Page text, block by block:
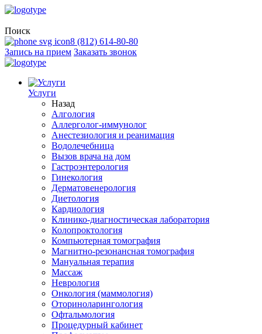
Поиск
8 (812) 614-80-80
Запись на прием Заказать звонок
Услуги
Назад
Алгология
Аллерголог-иммунолог
Анестезиология и реанимация
Водолечебница
Вызов врача на дом
Гастроэнтерология
Гинекология
Дерматовенерология
Диетология
Кардиология
Клинико-диагностическая лаборатория
Колопроктология
Компьютерная томография
Магнитно-резонансная томография
Мануальная терапия
Массаж
Неврология
Онкология (маммология)
Оториноларингология
Офтальмология
Процедурный кабинет